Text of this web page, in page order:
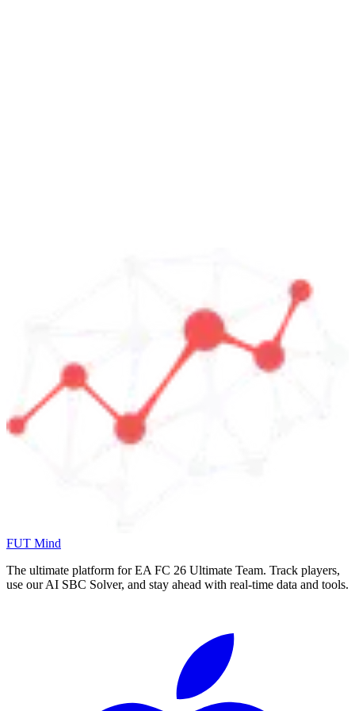
FUT Mind
The ultimate platform for EA FC 26 Ultimate Team. Track players,
use our AI SBC Solver, and stay ahead with real-time data and tools.